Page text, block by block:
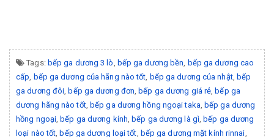
Tags: bếp ga dương 3 lò bếp ga dương bền
bếp ga dương cao
cấp
bếp ga dương của hãng nào tốt bếp ga dương của nhật, bếp
ga dương đôi bếp ga dương đơn bếp ga dương giá rẻ bếp ga
dương hãng nào tốt, bếp ga dương hồng ngoại taka bếp ga dương
hồng ngoại bếp ga dương kính bếp ga dương là gì bếp ga dương
loại nào tốt bếp ga dương loại tốt bếp ga dương mặt kính rinnai